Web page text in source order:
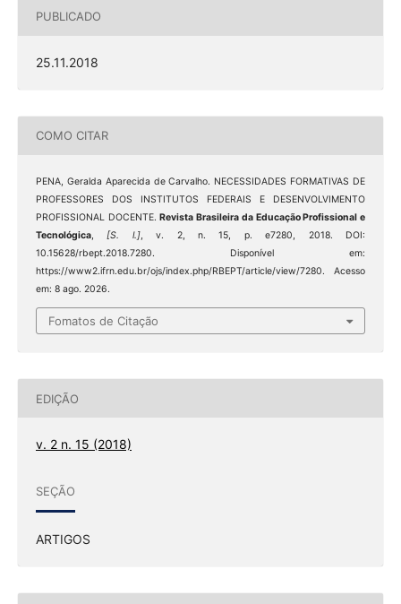
PUBLICADO
25.11.2018
COMO CITAR
PENA, Geralda Aparecida de Carvalho. NECESSIDADES FORMATIVAS DE
PROFESSORES DOS INSTITUTOS FEDERAIS E DESENVOLVIMENTO
PROFISSIONAL DOCENTE.Revista Brasileira da Educação Profissional e
Tecnológica,[S. l.], v. 2, n. 15, p. e7280, 2018. DOI:
10.15628/rbept.2018.7280. Disponível em:
https://www2.ifrn.edu.br/ojs/index.php/RBEPT/article/view/7280. Acesso
em: 8 ago. 2026.
Fomatos de Citação
EDIÇÃO
v. 2 n. 15 (2018)
SEÇÃO
ARTIGOS